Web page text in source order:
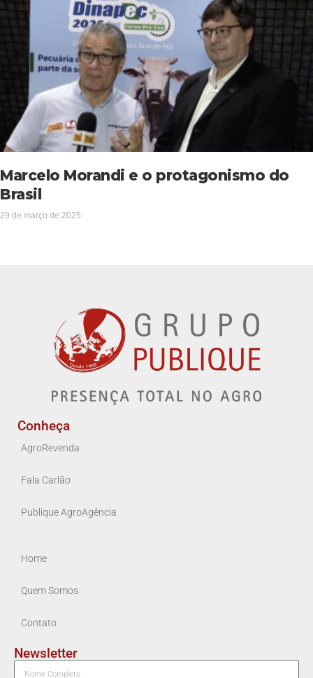
Marcelo Morandi e o protagonismo do
Brasil
29 de março de 2025
Conheça
AgroRevenda
Fala Carlão
Publique AgroAgência
Home
Quem Somos
Contato
Newsletter